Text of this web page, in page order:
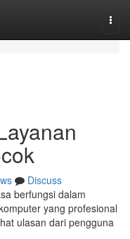
Discuss
berfungsi dalam
yang profesional
ulasan dari pengguna